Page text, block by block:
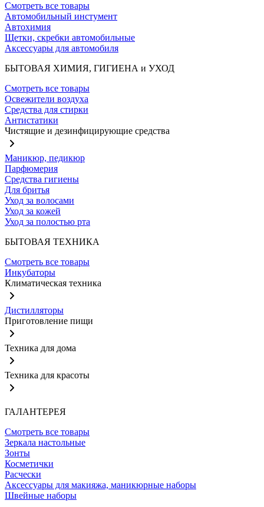
Смотреть все товары
Автомобильный инстумент
Автохимия
Щетки, скребки автомобильные
Аксессуары для автомобиля
БЫТОВАЯ ХИМИЯ, ГИГИЕНА и УХОД
Смотреть все товары
Освежители воздуха
Средства для стирки
Антистатики
Чистящие и дезинфицирующие средства
Маникюр, педикюр
Парфюмерия
Средства гигиены
Для бритья
Уход за волосами
Уход за кожей
Уход за полостью рта
БЫТОВАЯ ТЕХНИКА
Смотреть все товары
Инкубаторы
Климатическая техника
Дистилляторы
Приготовление пищи
Техника для дома
Техника для красоты
ГАЛАНТЕРЕЯ
Смотреть все товары
Зеркала настольные
Зонты
Косметички
Расчески
Аксессуары для макияжа, маникюрные наборы
Швейные наборы